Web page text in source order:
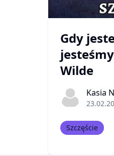
Gdy
Wilde
Kasia
Szczęście